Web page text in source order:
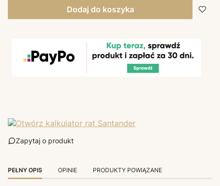
Dodaj do koszyka
Zapytaj o produkt
PEŁNY OPIS OPINIE PRODUKTY POWIĄZANE